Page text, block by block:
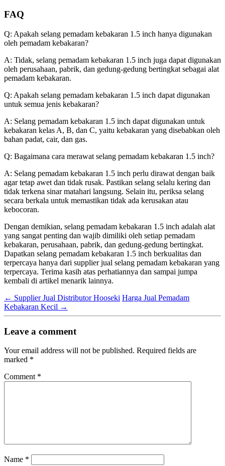
FAQ
Q: Apakah selang pemadam kebakaran 1.5 inch hanya digunakan
oleh pemadam kebakaran?
A: Tidak, selang pemadam kebakaran 1.5 inch juga dapat digunakan
oleh perusahaan, pabrik, dan gedung-gedung bertingkat sebagai alat
pemadam kebakaran.
Q: Apakah selang pemadam kebakaran 1.5 inch dapat digunakan
untuk semua jenis kebakaran?
A: Selang pemadam kebakaran 1.5 inch dapat digunakan untuk
kebakaran kelas A, B, dan C, yaitu kebakaran yang disebabkan oleh
bahan padat, cair, dan gas.
Q: Bagaimana cara merawat selang pemadam kebakaran 1.5 inch?
A: Selang pemadam kebakaran 1.5 inch perlu dirawat dengan baik
agar tetap awet dan tidak rusak. Pastikan selang selalu kering dan
tidak terkena sinar matahari langsung. Selain itu, periksa selang
secara berkala untuk memastikan tidak ada kerusakan atau
kebocoran.
Dengan demikian, selang pemadam kebakaran 1.5 inch adalah alat
yang sangat penting dan wajib dimiliki oleh setiap pemadam
kebakaran, perusahaan, pabrik, dan gedung-gedung bertingkat.
Dapatkan selang pemadam kebakaran 1.5 inch berkualitas dan
terpercaya hanya dari supplier jual selang pemadam kebakaran yang
terpercaya. Terima kasih atas perhatiannya dan sampai jumpa
kembali di artikel menarik lainnya.
← Supplier Jual Distributor Hooseki Harga Jual Pemadam
Kebakaran Kecil →
Leave a comment
Your email address will not be published. Required fields are
marked *
Comment *
Name *